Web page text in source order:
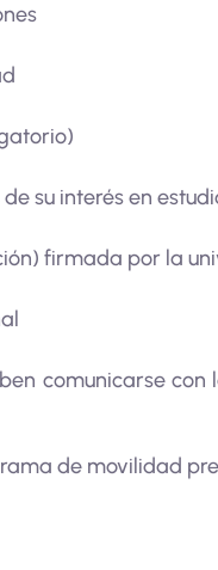
su interés en
firmada por la
comunicarse
de movilidad